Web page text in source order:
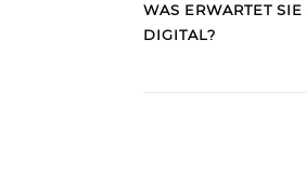
WAS ERWARTET
DIGITAL?